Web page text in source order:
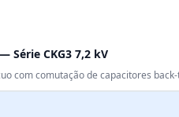
Série CKG3 7,2 kV
com comutação de capacitores